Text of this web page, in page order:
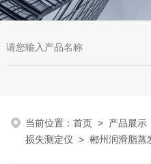
当前位置：首页 > 产品展示
损失测定仪 > 郴州润滑脂蒸